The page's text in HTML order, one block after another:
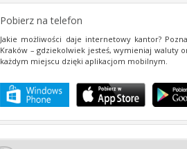
Pobierz na telefon
Jakie​ możliwości​ daje​ internetowy​ kantor?​
Kraków​ –​ gdziekolwiek​ jesteś, wymieniaj​ waluty​
każdym​ miejscu​ dzięki​ aplikacjom​ mobilnym.